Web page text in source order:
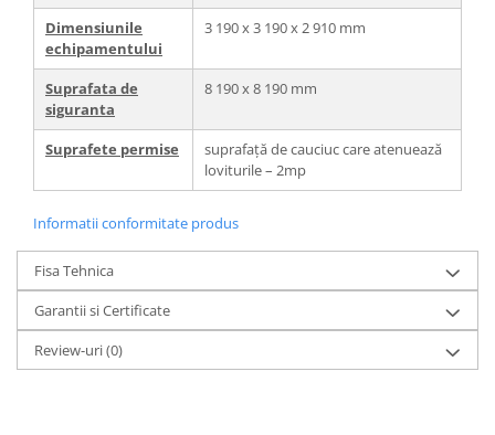
Dimensiunile
echipamentului
3 190 х 3 190 х 2 910 mm
Suprafata de
siguranta
8 190 х 8 190 mm
Suprafete permise
suprafață de cauciuc care atenuează
loviturile – 2mp
Informatii conformitate produs
Fisa Tehnica
Garantii si Certificate
Review-uri(0)